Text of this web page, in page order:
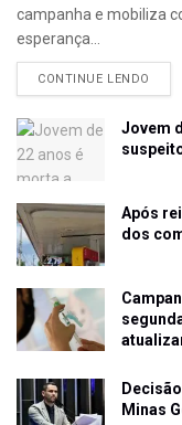
campanha e mobiliza
esperança...
CONTINUE LENDO
Jovem
Após
dos
Minas